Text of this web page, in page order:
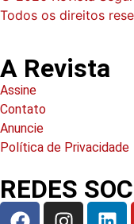
Todos os direitos
A Revista
Assine
Contato
Anuncie
Política de Privacidade
REDES